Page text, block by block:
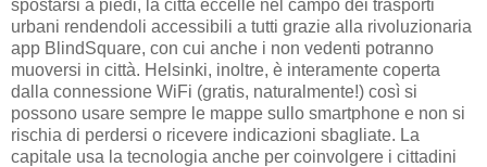
spostarsi a piedi, la città eccelle nel campo dei trasporti
urbani rendendoli accessibili a tutti grazie alla rivoluzionaria
app BlindSquare, con cui anche i non vedenti potranno
muoversi in città. Helsinki, inoltre, è interamente coperta
dalla connessione WiFi (gratis, naturalmente!) così si
possono usare sempre le mappe sullo smartphone e non si
rischia di perdersi o ricevere indicazioni sbagliate. La
capitale usa la tecnologia anche per coinvolgere i cittadini